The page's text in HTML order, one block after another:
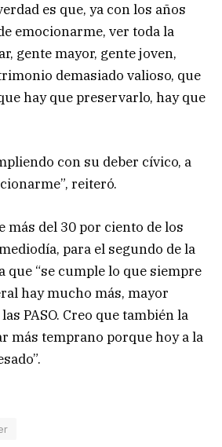
es que, ya con los años
emocionarme, ver toda la
gente mayor, gente joven,
demasiado valioso, que
hay que preservarlo, hay que
con su deber cívico, a
reiteró.
más del 30 por ciento de los
para el segundo de la
“se cumple lo que siempre
hay mucho más, mayor
PASO. Creo que también la
más temprano porque hoy a la